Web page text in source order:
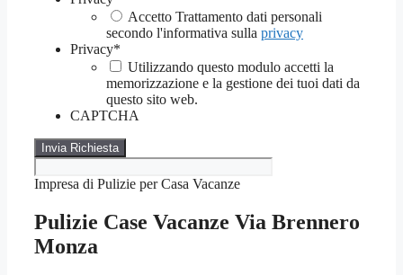
Accetto Trattamento dati personali
secondo l'informativa sulla privacy
Privacy*
Utilizzando questo modulo accetti la
memorizzazione e la gestione dei tuoi dati da
questo sito web.
CAPTCHA
Impresa di Pulizie per Casa Vacanze
Pulizie Case Vacanze Via Brennero
Monza